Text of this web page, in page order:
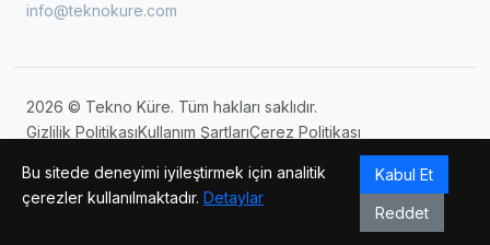
info@teknokure.com
2026 © Tekno Küre. Tüm hakları saklıdır.
Gizlilik PolitikasıKullanım ŞartlarıÇerez Politikası
Bu sitede deneyimi iyileştirmek için analitik
çerezler kullanılmaktadır. Detaylar
Kabul Et
Reddet